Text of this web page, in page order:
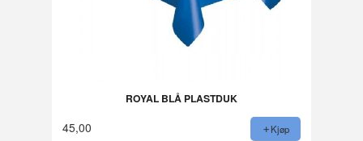
ROYAL BLÅ PLASTDUK
45,00 Kjøp